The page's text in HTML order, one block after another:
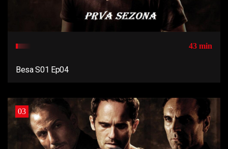
43 min
Besa S01 Ep04
03